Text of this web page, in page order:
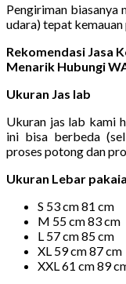
Pengiriman biasanya
udara) tepat kemauan
Rekomendasi Jasa
Menarik Hubungi
Ukuran Jas lab
Ukuran jas lab kami
ini bisa berbeda
proses potong dan
Ukuran Lebar
S 53 cm 81 cm
M 55 cm 83 cm
L 57 cm 85 cm
XL 59 cm 87 cm
XXL 61 cm 89